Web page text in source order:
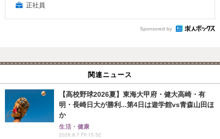
正社員
Sponsored by
関連ニュース
【高校野球2026夏】東海大甲府・健大高崎・有
明・長崎日大が勝利...第4日は遊学館vs青森山田ほ
か
生活・健康
2026.8.7 Fri 15:52